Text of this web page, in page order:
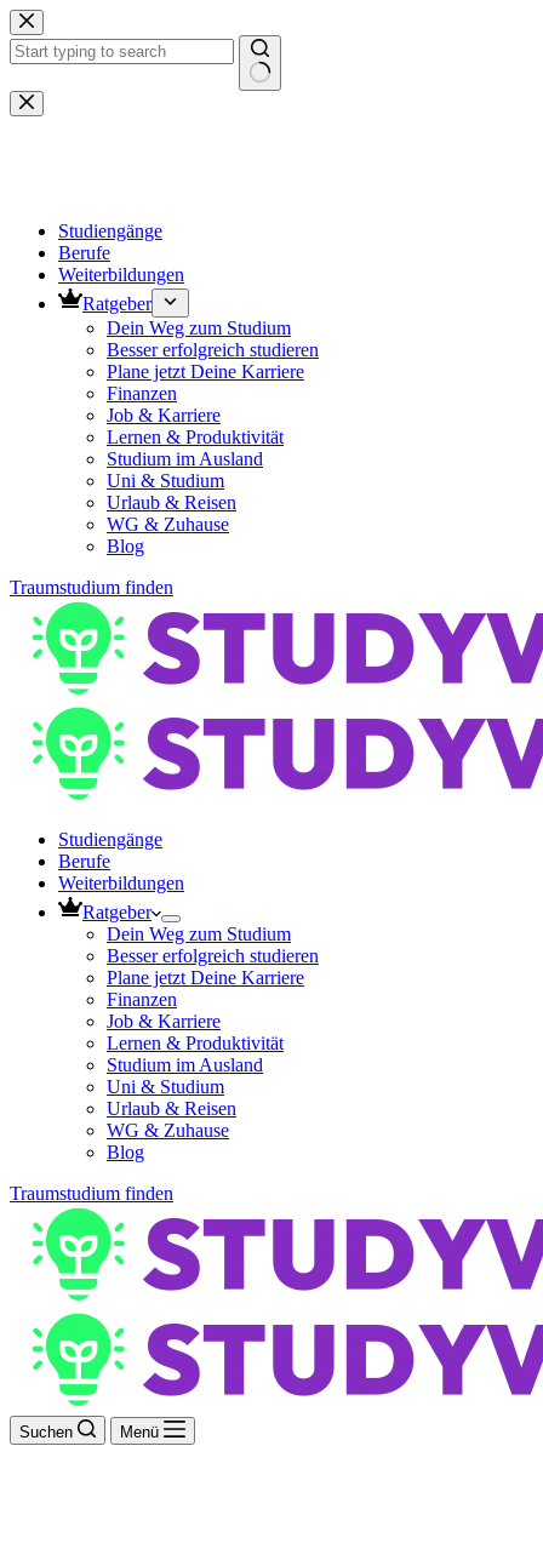
Zum
Inhalt
springen
Keine
Ergebnisse
Studiengänge
Berufe
Weiterbildungen
Ratgeber
Dein Weg zum Studium
Besser erfolgreich studieren
Plane jetzt Deine Karriere
Finanzen
Job & Karriere
Lernen & Produktivität
Studium im Ausland
Uni & Studium
Urlaub & Reisen
WG & Zuhause
Blog
Traumstudium finden
Studiengänge
Berufe
Weiterbildungen
Ratgeber
Dein Weg zum Studium
Besser erfolgreich studieren
Plane jetzt Deine Karriere
Finanzen
Job & Karriere
Lernen & Produktivität
Studium im Ausland
Uni & Studium
Urlaub & Reisen
WG & Zuhause
Blog
Traumstudium finden
Suchen Menü